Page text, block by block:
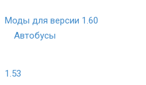
Моды для версии 1.60
Автобусы
1.53